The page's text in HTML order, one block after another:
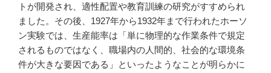
トが開発され、適性配置や教育訓練の研究がすすめられ
ました。その後、1927年から1932年まで行われたホーソ
ン実験では、生産能率は「単に物理的な作業条件で規定
されるものではなく、職場内の人間的、社会的な環境条
件が大きな要因である」といったようなことが明らかに